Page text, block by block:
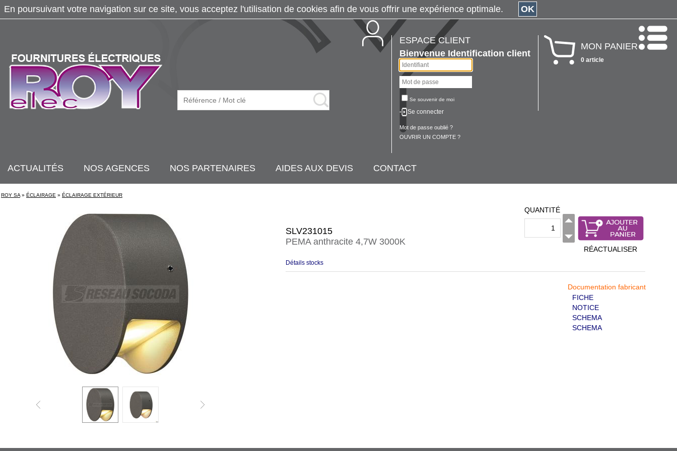
ESPACE CLIENT
Bienvenue Identification client
Se souvenir de moi
Se connecter
Mot de passe oublié ?
OUVRIR UN COMPTE ?
MON PANIER
0 article
ACTUALITÉS NOS AGENCES NOS PARTENAIRES AIDES AUX DEVIS CONTACT
ROY SA » ÉCLAIRAGE » ÉCLAIRAGE EXTÉRIEUR
SLV231015
PEMA anthracite 4,7W 3000K
QUANTITÉ
RÉACTUALISER
Détails stocks
Documentation fabricant
FICHE
NOTICE
SCHEMA
SCHEMA
En poursuivant votre navigation sur ce site, vous acceptez l'utilisation de cookies afin de vous offrir une expérience optimale. OK